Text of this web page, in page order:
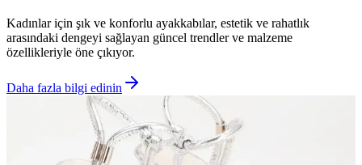
Kadınlar için şık ve konforlu ayakkabılar, estetik ve rahatlık
arasındaki dengeyi sağlayan güncel trendler ve malzeme
özellikleriyle öne çıkıyor.
Daha fazla bilgi edinin